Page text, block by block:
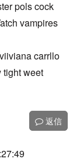
pols cock
vampires
carrllo
tight weet
返信